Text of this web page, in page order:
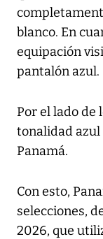
blanco. En
equipación
pantalón azul.
Por el lado de
tonalidad azul
Panamá.
Con esto,
selecciones,
2026, que